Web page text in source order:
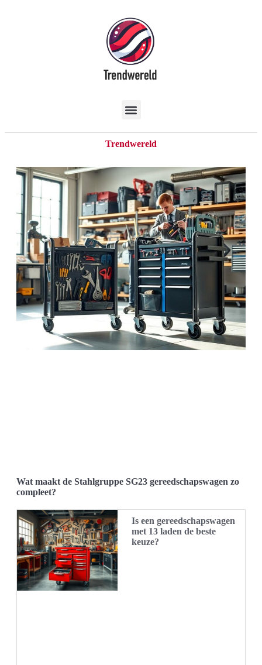
Trendwereld
Wat maakt de Stahlgruppe SG23 gereedschapswagen zo
compleet?
Is een gereedschapswagen
met 13 laden de beste
keuze?